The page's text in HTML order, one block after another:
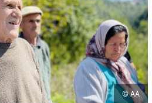
© AA